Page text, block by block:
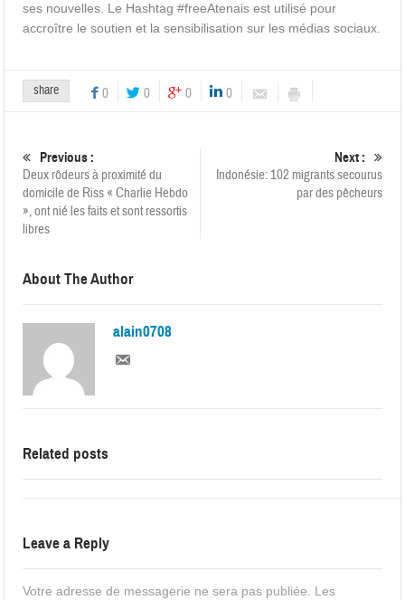
ses nouvelles. Le Hashtag #freeAtenais est utilisé pour
accroître le soutien et la sensibilisation sur les médias sociaux.
share 0 0 0 0
Previous :
Deux rôdeurs à proximité du
domicile de Riss « Charlie Hebdo
», ont nié les faits et sont ressortis
libres
Next :
Indonésie: 102 migrants secourus
par des pêcheurs
About The Author
alain0708
Related posts
Leave a Reply
Votre adresse de messagerie ne sera pas publiée. Les